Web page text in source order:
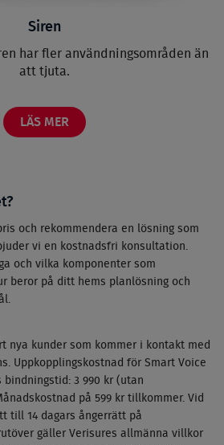
Siren
har fler användningsområden än
att tjuta.
LÄS MER
och rekommendera en lösning som
vi en kostnadsfri konsultation.
och vilka komponenter som
beror på ditt hems planlösning och
nya kunder som kommer i kontakt med
Uppkopplingskostnad för Smart Voice
bindningstid: 3 990 kr (utan
på 599 kr tillkommer. Vid
till 14 dagars ångerrätt på
gäller Verisures allmänna villkor